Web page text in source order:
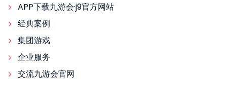
APP下载九游会·j9官方网站
经典案例
集团游戏
企业服务
交流九游会官网